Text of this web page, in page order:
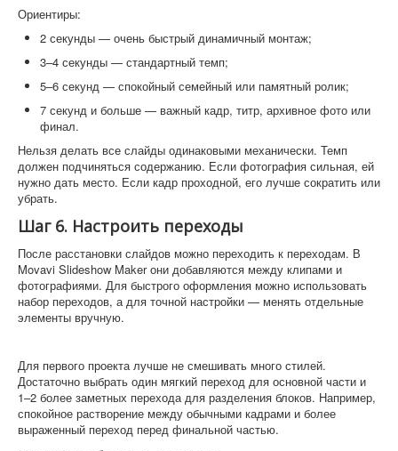
Ориентиры:
2 секунды — очень быстрый динамичный монтаж;
3–4 секунды — стандартный темп;
5–6 секунд — спокойный семейный или памятный ролик;
7 секунд и больше — важный кадр, титр, архивное фото или
финал.
Нельзя делать все слайды одинаковыми механически. Темп
должен подчиняться содержанию. Если фотография сильная, ей
нужно дать место. Если кадр проходной, его лучше сократить или
убрать.
Шаг 6. Настроить переходы
После расстановки слайдов можно переходить к переходам. В
Movavi Slideshow Maker они добавляются между клипами и
фотографиями. Для быстрого оформления можно использовать
набор переходов, а для точной настройки — менять отдельные
элементы вручную.
Для первого проекта лучше не смешивать много стилей.
Достаточно выбрать один мягкий переход для основной части и
1–2 более заметных перехода для разделения блоков. Например,
спокойное растворение между обычными кадрами и более
выраженный переход перед финальной частью.